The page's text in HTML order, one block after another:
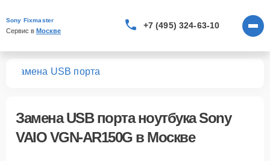
Sony Fixmaster
Сервис в Москве
+7 (495) 324-63-10
Замена USB порта
Замена USB порта ноутбука Sony
VAIO VGN-AR150G в Москве